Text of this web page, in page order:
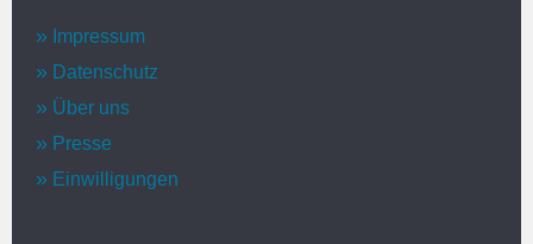
Impressum
Datenschutz
Über uns
Presse
Einwilligungen